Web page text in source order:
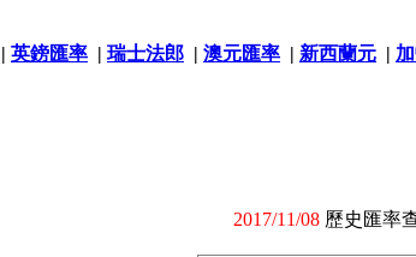
| 英鎊匯率 | 瑞士法郎 | 澳元匯率 | 新西蘭元 |
2017/11/08 歷史匯率